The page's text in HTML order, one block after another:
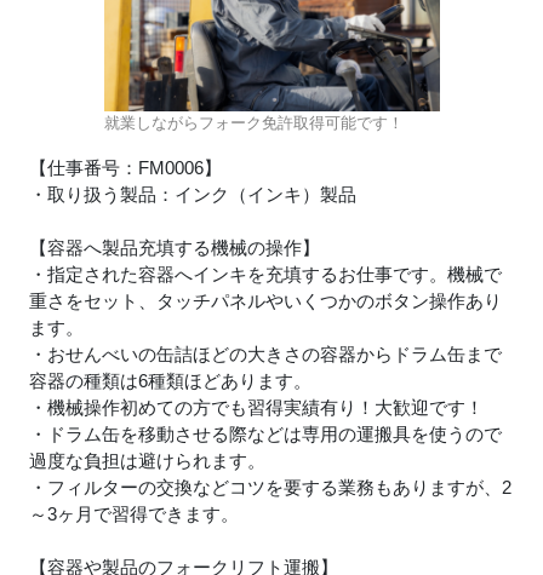
就業しながらフォーク免許取得可能です！
【仕事番号：FM0006】
・取り扱う製品：インク（インキ）製品
【容器へ製品充填する機械の操作】
・指定された容器へインキを充填するお仕事です。機械で
重さをセット、タッチパネルやいくつかのボタン操作あり
ます。
・おせんべいの缶詰ほどの大きさの容器からドラム缶まで
容器の種類は6種類ほどあります。
・機械操作初めての方でも習得実績有り！大歓迎です！
・ドラム缶を移動させる際などは専用の運搬具を使うので
過度な負担は避けられます。
・フィルターの交換などコツを要する業務もありますが、2
～3ヶ月で習得できます。
【容器や製品のフォークリフト運搬】